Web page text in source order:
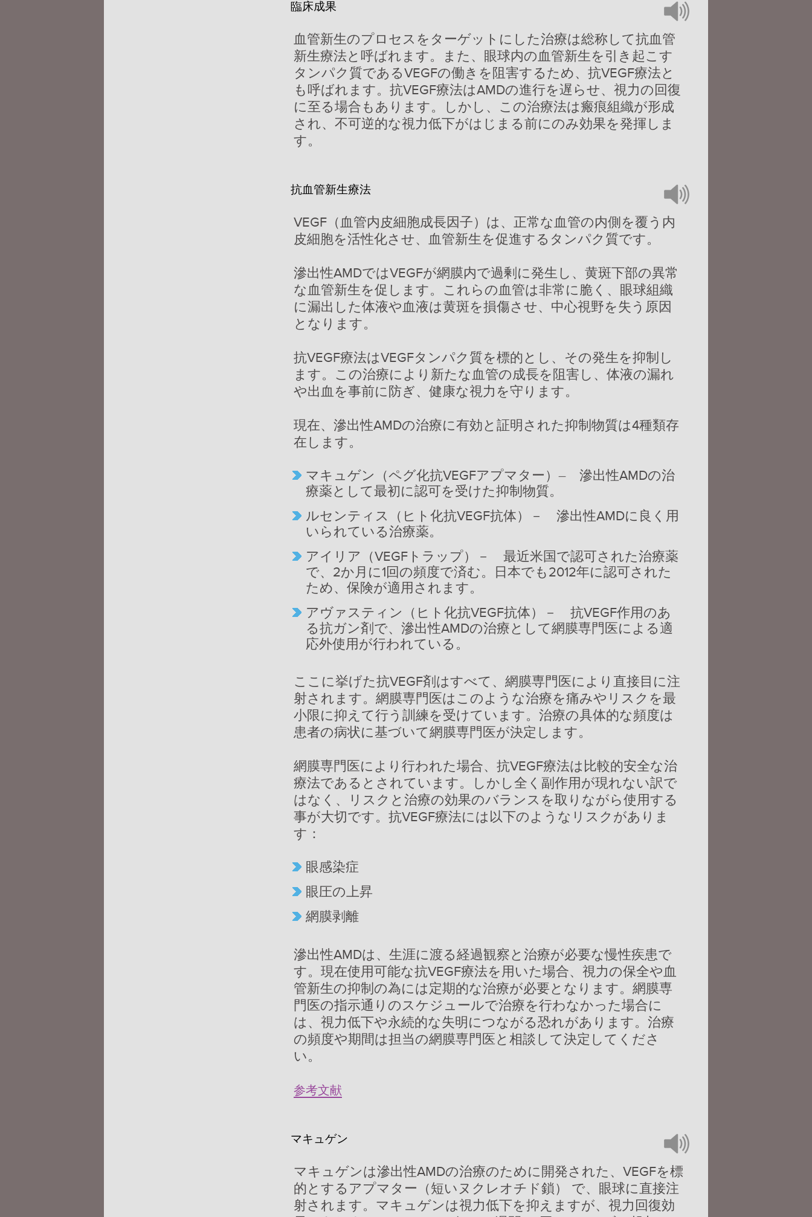
臨床成果
血管新生のプロセスをターゲットにした治療は総称して抗血管
新生療法と呼ばれます。また、眼球内の血管新生を引き起こす
タンパク質であるVEGFの働きを阻害するため、抗VEGF療法と
も呼ばれます。抗VEGF療法はAMDの進行を遅らせ、視力の回復
に至る場合もあります。しかし、この治療法は瘢痕組織が形成
され、不可逆的な視力低下がはじまる前にのみ効果を発揮しま
す。
抗血管新生療法
VEGF（血管内皮細胞成長因子）は、正常な血管の内側を覆う内
皮細胞を活性化させ、血管新生を促進するタンパク質です。
滲出性AMDではVEGFが網膜内で過剰に発生し、黄斑下部の異常
な血管新生を促します。これらの血管は非常に脆く、眼球組織
に漏出した体液や血液は黄斑を損傷させ、中心視野を失う原因
となります。
抗VEGF療法はVEGFタンパク質を標的とし、その発生を抑制し
ます。この治療により新たな血管の成長を阻害し、体液の漏れ
や出血を事前に防ぎ、健康な視力を守ります。
現在、滲出性AMDの治療に有効と証明された抑制物質は4種類存
在します。
マキュゲン（ペグ化抗VEGFアプマター）― 滲出性AMDの治
療薬として最初に認可を受けた抑制物質。
ルセンティス（ヒト化抗VEGF抗体）－ 滲出性AMDに良く用
いられている治療薬。
アイリア（VEGFトラップ）－ 最近米国で認可された治療薬
で、2か月に1回の頻度で済む。日本でも2012年に認可された
ため、保険が適用されます。
アヴァスティン（ヒト化抗VEGF抗体）－ 抗VEGF作用のあ
る抗ガン剤で、滲出性AMDの治療として網膜専門医による適
応外使用が行われている。
ここに挙げた抗VEGF剤はすべて、網膜専門医により直接目に注
射されます。網膜専門医はこのような治療を痛みやリスクを最
小限に抑えて行う訓練を受けています。治療の具体的な頻度は
患者の病状に基づいて網膜専門医が決定します。
網膜専門医により行われた場合、抗VEGF療法は比較的安全な治
療法であるとされています。しかし全く副作用が現れない訳で
はなく、リスクと治療の効果のバランスを取りながら使用する
事が大切です。抗VEGF療法には以下のようなリスクがありま
す：
眼感染症
眼圧の上昇
網膜剥離
滲出性AMDは、生涯に渡る経過観察と治療が必要な慢性疾患で
す。現在使用可能な抗VEGF療法を用いた場合、視力の保全や血
管新生の抑制の為には定期的な治療が必要となります。網膜専
門医の指示通りのスケジュールで治療を行わなかった場合に
は、視力低下や永続的な失明につながる恐れがあります。治療
の頻度や期間は担当の網膜専門医と相談して決定してくださ
い。
参考文献
マキュゲン
マキュゲンは滲出性AMDの治療のために開発された、VEGFを標
的とするアプマター（短いヌクレオチド鎖） で、眼球に直接注
射されます。マキュゲンは視力低下を抑えますが、視力回復効